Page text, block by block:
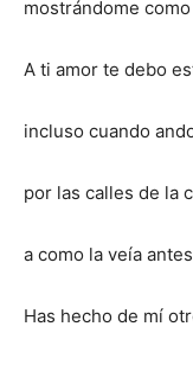
mostrándome
A ti amor te debo
incluso cuando
por las calles de la
a como la veía
Has hecho de mí